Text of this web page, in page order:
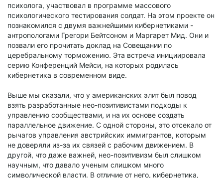
психолога, участвовал в программе массового
психологического тестирования солдат. На этом проекте он
познакомился с двумя важнейшими кибернетиками -
антропологами Грегори Бейтсоном и Маргарет Мид. Они и
позвали его прочитать доклад на Совещании по
церебральному торможению. Эта встреча инициировала
серию Конференций Мейси, на которых родилась
кибернетика в современном виде.
Выше мы сказали, что у американских элит был повод
взять разработанные нео-позитивистами подходы к
управлению сообществами, и на их основе создать
параллельное движение. С одной стороны, это отсекало от
рычагов управления австрийских иммигрантов, которым
не доверяли из-за их связей с рабочим движением. В
другой, что даже важней, нео-позитивизм был слишком
научным, что давало ученым слишком много
символической власти. В отличие от него, кибернетика,